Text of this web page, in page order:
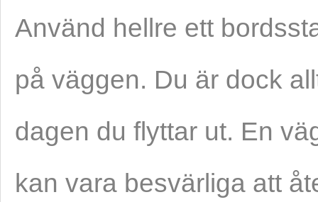
Använd hellre ett
på väggen. Du är dock
dagen du flyttar ut. En
kan vara besvärliga att